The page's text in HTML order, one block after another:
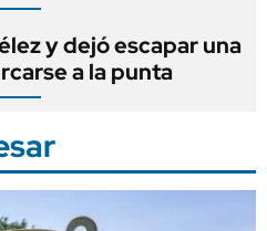
y dejó escapar una
a la punta